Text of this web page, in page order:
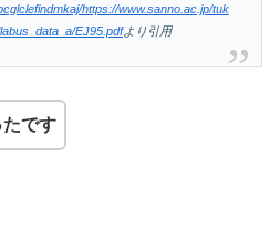
https://www.sanno.ac.jp/tuk
EJ95.pdfより引用
です